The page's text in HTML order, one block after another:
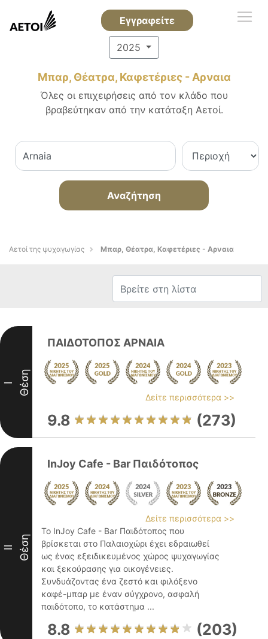
Εγγραφείτε
2025
Μπαρ, Θέατρα, Καφετέριες - Αρναια
Όλες οι επιχειρήσεις από τον κλάδο που
βραβεύτηκαν από την κατάταξη Αετοί.
Αναζήτηση
Αετοί της ψυχαγωγίας Μπαρ, Θέατρα, Καφετέριες - Αρναια
I Θέση
ΠΑΙΔΟΤΟΠΟΣ ΑΡΝΑΙΑ
Δείτε περισσότερα >>
9.8 (273)
II Θέση
InJoy Cafe - Bar Παιδότοπος
Δείτε περισσότερα >>
Το InJoy Cafe - Bar Παιδότοπος που
βρίσκεται στο Παλαιοχώρι έχει εδραιωθεί
ως ένας εξειδικευμένος χώρος ψυχαγωγίας
και ξεκούρασης για οικογένειες.
Συνδυάζοντας ένα ζεστό και φιλόξενο
καφέ-μπαρ με έναν σύγχρονο, ασφαλή
παιδότοπο, το κατάστημα ...
8.8 (203)